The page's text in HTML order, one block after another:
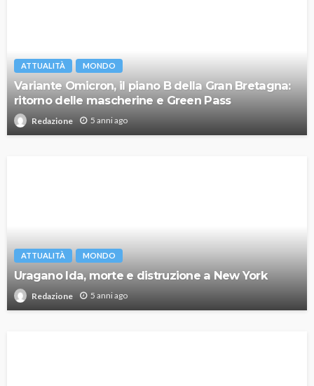
ATTUALITÀ MONDO
Variante Omicron, il piano B della Gran Bretagna:
ritorno delle mascherine e Green Pass
Redazione 5 anni ago
ATTUALITÀ MONDO
Uragano Ida, morte e distruzione a New York
Redazione 5 anni ago